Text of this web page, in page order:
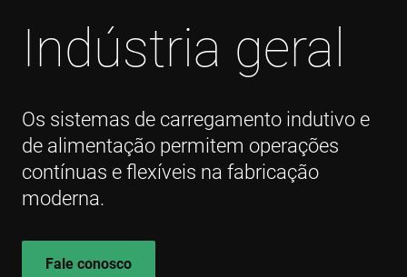
Indústria geral
Os sistemas de carregamento indutivo e
de alimentação permitem operações
contínuas e flexíveis na fabricação
moderna.
Fale conosco